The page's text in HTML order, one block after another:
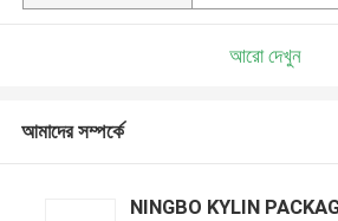
আরো দেখুন
আমাদের সম্পর্কে
NINGBO KYLIN